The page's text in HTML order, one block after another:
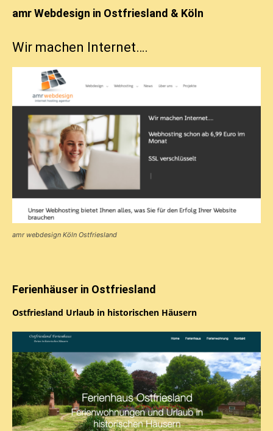
amr Webdesign in Ostfriesland & Köln
Wir machen Internet….
amr webdesign Köln Ostfriesland
Ferienhäuser in Ostfriesland
Ostfriesland Urlaub in historischen Häusern